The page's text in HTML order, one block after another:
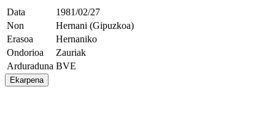
Data
1981/02/27
Non
Hernani (Gipuzkoa)
Erasoa
Hernaniko
Ondorioa
Zauriak
Arduraduna BVE